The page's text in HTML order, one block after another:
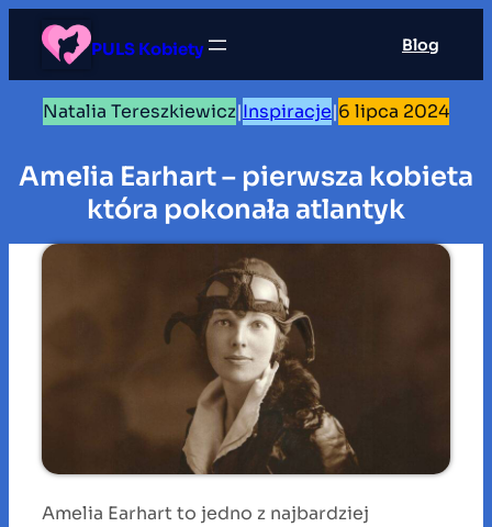
Przejdź
treści
PULS Kobiety Blog
Natalia Tereszkiewicz|Inspiracje|6 lipca 2024
Amelia Earhart – pierwsza kobieta
która pokonała atlantyk
Amelia Earhart to jedno z najbardziej